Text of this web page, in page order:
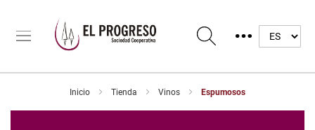
Inicio Tienda Vinos Espumosos